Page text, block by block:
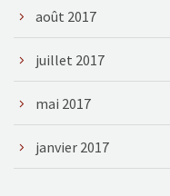
août 2017
juillet 2017
mai 2017
janvier 2017